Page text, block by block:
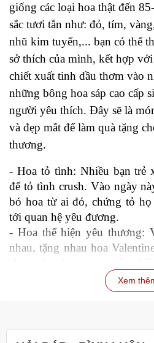
giống các loại hoa thật đến
sắc tươi tắn như: đỏ, tím,
nhũ kim tuyến,... bạn có thể
sở thích của mình, kết hợp
chiết xuất tinh dầu thơm vào
những bông hoa sáp cao cấp
người yêu thích. Đây sẽ là
và đẹp mắt để làm quà tặng
thương.
- Hoa tỏ tình: Nhiều bạn trẻ
để tỏ tình crush. Vào ngày
bó hoa từ ai đó, chứng tỏ
tới quan hệ yêu đương.
- Hoa thể hiện yêu thương:
nhau, tặng nhau hoa
tâm, yêu thương, muốn
- Hoa hàn gắn yêu thương:
- Hoa cầu hôn: Vào ngày
Xem